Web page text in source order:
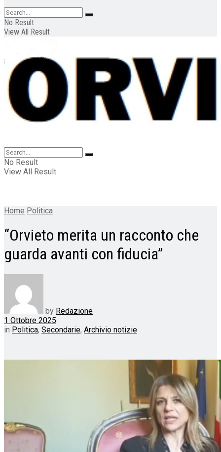
No Result
View All Result
No Result
View All Result
Home Politica
“Orvieto merita un racconto che
guarda avanti con fiducia”
by Redazione
1 Ottobre 2025
in Politica, Secondarie, Archivio notizie